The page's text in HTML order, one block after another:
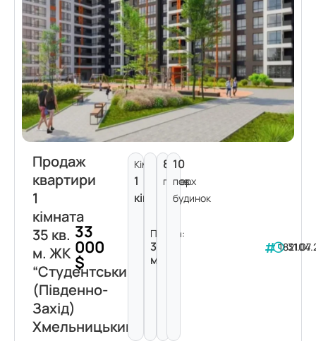
Продаж
квартири
1
кімната
35 кв.
м. ЖК
“Студентський”
(Південно-
Захід)
Хмельницький
33
000
$
Кімнат:
1
кімната
Площа:
35
м²
8
поверх
10
пов.
будинок
182104